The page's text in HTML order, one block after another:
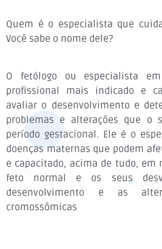
Quem é o especialista que
Você sabe o nome dele?
O fetólogo ou especialista
profissional mais indicado e
avaliar o desenvolvimento e
problemas e alterações que o
período gestacional. Ele é o
doenças maternas que podem
e capacitado, acima de tudo, em
feto normal e os seus
desenvolvimento e as
cromossômicas